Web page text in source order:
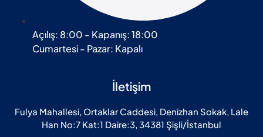
Açılış: 8:00 - Kapanış: 18:00
Cumartesi - Pazar: Kapalı
İletişim
Fulya Mahallesi, Ortaklar Caddesi, Denizhan Sokak, Lale
Han No:7 Kat:1 Daire:3, 34381 Şişli/İstanbul